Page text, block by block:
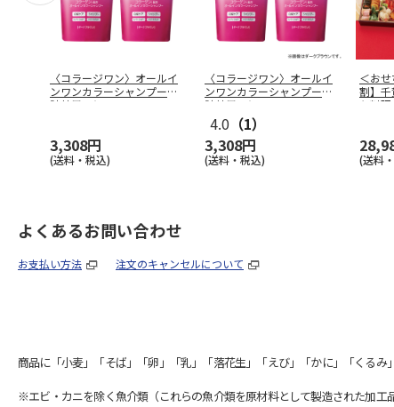
〈コラージワン〉オールイ
ンワンカラーシャンプー
詰替用２個
3,308円
(送料・税込)
〈コラージワン〉オールイ
ンワンカラーシャンプー
詰替用２個
4.0 （1）
3,308円
(送料・税込)
＜お
割】
ち料
(送料
よくあるお問い合わせ
お支払い方法 注文のキャンセルについて
商品に「小麦」「そば」「卵」「乳」「落花生」「えび」「かに」「くるみ
※エビ・カニを除く魚介類（これらの魚介類を原材料として製造された加工